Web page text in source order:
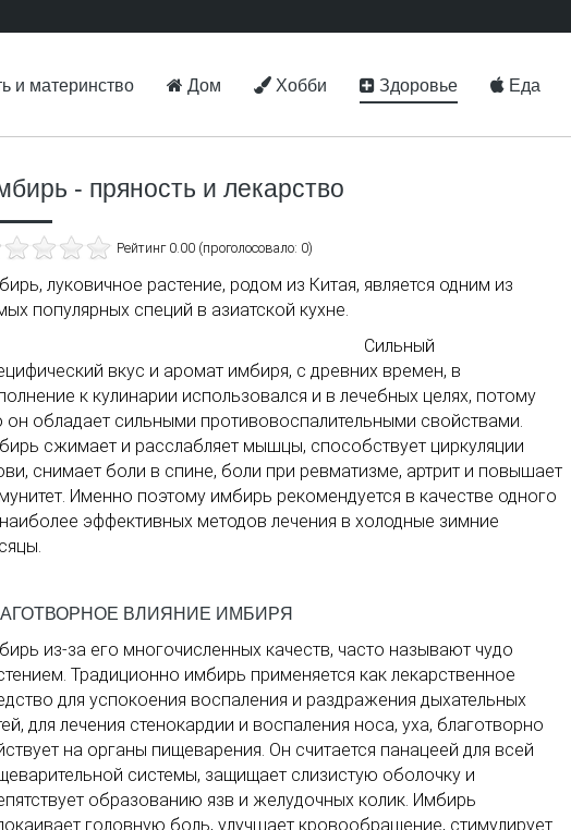
и материнство Дом Хобби Здоровье Еда
- пряность и лекарство
Рейтинг 0.00 (проголосовало: 0)
луковичное растение, родом из Китая, является одним из
популярных специй в азиатской кухне.
Сильный
вкус и аромат имбиря, с древних времен, в
к кулинарии использовался и в лечебных целях, потому
он обладает сильными противовоспалительными свойствами.
сжимает и расслабляет мышцы, способствует циркуляции
снимает боли в спине, боли при ревматизме, артрит и повышает
Именно поэтому имбирь рекомендуется в качестве одного
эффективных методов лечения в холодные зимние
ВЛИЯНИЕ ИМБИРЯ
из-за его многочисленных качеств, часто называют чудо
Традиционно имбирь применяется как лекарственное
для успокоения воспаления и раздражения дыхательных
для лечения стенокардии и воспаления носа, уха, благотворно
на органы пищеварения. Он считается панацеей для всей
системы, защищает слизистую оболочку и
образованию язв и желудочных колик. Имбирь
головную боль, улучшает кровообращение, стимулирует